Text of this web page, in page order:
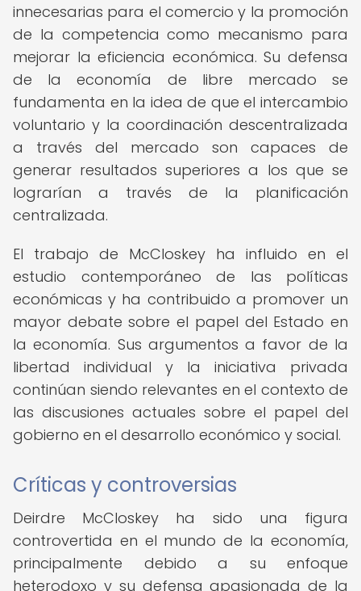
innecesarias para el comercio y la promoción
de la competencia como mecanismo para
mejorar la eficiencia económica. Su defensa
de la economía de libre mercado se
fundamenta en la idea de que el intercambio
voluntario y la coordinación descentralizada
a través del mercado son capaces de
generar resultados superiores a los que se
lograrían a través de la planificación
centralizada.
El trabajo de McCloskey ha influido en el
estudio contemporáneo de las políticas
económicas y ha contribuido a promover un
mayor debate sobre el papel del Estado en
la economía. Sus argumentos a favor de la
libertad individual y la iniciativa privada
continúan siendo relevantes en el contexto de
las discusiones actuales sobre el papel del
gobierno en el desarrollo económico y social.
Críticas y controversias
Deirdre McCloskey ha sido una figura
controvertida en el mundo de la economía,
principalmente debido a su enfoque
heterodoxo y su defensa apasionada de la